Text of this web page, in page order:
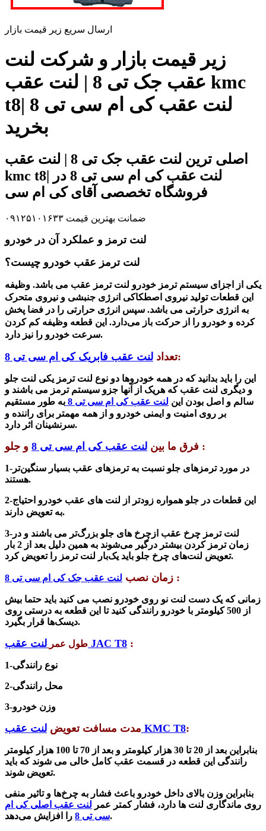
ارسال سریع زیر قیمت بازار
زیر قیمت بازار و شرکت لنت
عقب جک تی 8 | لنت عقب kmc
t8| لنت عقب کی ام سی تی 8
بخرید
اصلی ترین لنت عقب جک تی 8 | لنت عقب
kmc t8| لنت عقب کی ام سی تی 8 در
فروشگاه تخصصی آقای کی ام سی
ضمانت بهترین قیمت ۰۹۱۲۵۱۰۱۶۳۳
لنت ترمز عقب خودرو چیست؟
یکی از اجزای سیستم ترمز خودرو لنت ترمز عقب می باشد. وظیفه
این قطعات تولید نیروی اصطکاکی انرژی جنبشی و نیروی متحرک
به انرژی حرارتی می باشد. سپس انرژی حرارتی را در فضا پخش
کرده و خودرو را از حرکت باز می‌دارد. این قطعه وظیفه کم کردن
سرعت خودرورا نیز دارد.
تعداد لنت عقب فابریک کی ام سی تی 8 :
این را باید بدانید که در همه خودروها دو نوع لنت ترمز یکی لنت جلو
و دیگری لنت عقب که هریک از آنها جزو سیستم ترمز می باشند و
سالم و اصل بودن این لنت عقب کی ام سی تی 8
به طور مستقیم
بر روی امنیت و ایمنی خودرو و از همه مهمتر برای راننده و
سرنشینان اثر دارد.
فرق ما بین لنت عقب کی ام سی تی 8 و جلو :
1- در مورد ترمز‌های جلو نسبت به ترمز‌های عقب بسیار سنگین‌تر
هستند.
2-این قطعات در جلو همواره زودتر از لنت های عقب خودرو احتیاج
به تعویضدارند.
3- لنت ترمز چرخ عقب ازچرخ های جلو بزرگ‌تر می باشند و در
زمان ترمز کردن بیشتر درگیر می‌شوند به همین دلیل بعد از 2 بار
تعویض لنت‌های چرخ جلو باید یک‌بار لنت ترمز را تعویض کرد.
زمان نصب لنت عقب جک کی ام سی تی 8 :
زمانی که یک دست لنت نو روی خودرو نصب می کنید باید حتما بیش
از 500 کیلومتر با خودرو رانندگی کنید تا این قطعه به درستی روی
دیسک‌ها قرار بگیرد.
طول عمر لنت عقب JAC T8 :
1-نوع رانندگی
2-محل رانندگی
3-وزن خودرو
مدت مسافت تعویض لنت عقب KMC T8:
بنابراین بعد از 20 تا 30 هزار کیلومتر و بعد از 70 تا 100 هزار کیلومتر
رانندگی این قطعه در قسمت عقب کامل خالی می شوند که باید
تعویض شوند.
بنابراین وزن بالای داخل خودرو باعث فشار به چرخ‌ها و تاثیر منفی
روی ماندگاری لنت ها دارد، فشار کمتر عمر لنت عقب اصلی کی ام
سی تی 8را افزایش می‌دهد.